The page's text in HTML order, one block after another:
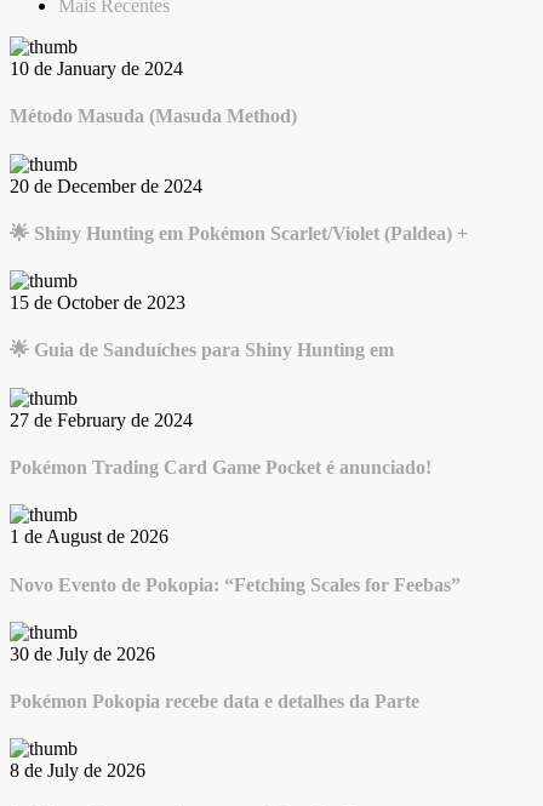
Mais Recentes
10 de January de 2024
Método Masuda (Masuda Method)
20 de December de 2024
🌟 Shiny Hunting em Pokémon Scarlet/Violet (Paldea) +
15 de October de 2023
🌟 Guia de Sanduíches para Shiny Hunting em
27 de February de 2024
Pokémon Trading Card Game Pocket é anunciado!
1 de August de 2026
Novo Evento de Pokopia: “Fetching Scales for Feebas”
30 de July de 2026
Pokémon Pokopia recebe data e detalhes da Parte
8 de July de 2026